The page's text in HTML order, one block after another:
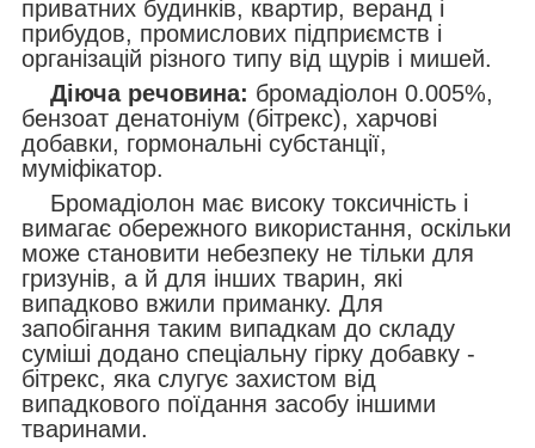
приватних будинків, квартир, веранд і
прибудов, промислових підприємств і
організацій різного типу від щурів і мишей.
Діюча речовина: бромадіолон 0.005%,
бензоат денатоніум (бітрекс), харчові
добавки, гормональні субстанції,
муміфікатор.
Бромадіолон має високу токсичність і
вимагає обережного використання, оскільки
може становити небезпеку не тільки для
гризунів, а й для інших тварин, які
випадково вжили приманку. Для
запобігання таким випадкам до складу
суміші додано спеціальну гірку добавку -
бітрекс, яка слугує захистом від
випадкового поїдання засобу іншими
тваринами.